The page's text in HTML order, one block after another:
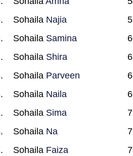
Sohaila Najia
Sohaila Samina
Sohaila Shira
Sohaila Parveen
Sohaila Naila
Sohaila Sima
Sohaila Na
Sohaila Faiza